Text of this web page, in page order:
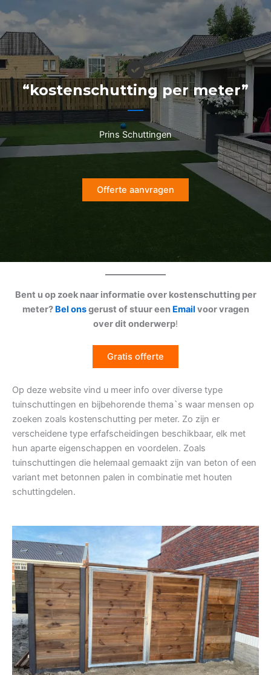
naar
de
inhoud
“kostenschutting per meter”
Prins Schuttingen
Offerte aanvragen
Bent u op zoek naar informatie over kostenschutting per
meter? Bel onsgerust of stuur een Email voor vragen
over dit onderwerp!
Gratis offerte
Op deze website vind u meer info over diverse type
tuinschuttingen en bijbehorende thema`s waar mensen op
zoeken zoals kostenschutting per meter. Zo zijn er
verscheidene type erfafscheidingen beschikbaar, elk met
hun aparte eigenschappen en voordelen. Zoals
tuinschuttingen die helemaal gemaakt zijn van beton of een
variant met betonnen palen in combinatie met houten
schuttingdelen.